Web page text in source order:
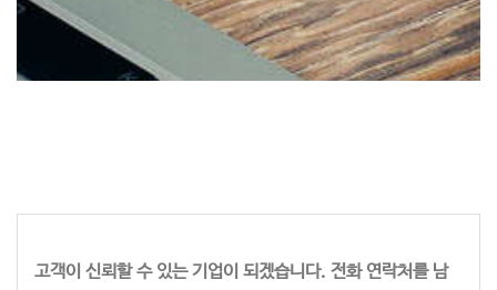
o
n
고객이 신뢰할 수 있는 기업이 되겠습니다. 전화 연락처를 남